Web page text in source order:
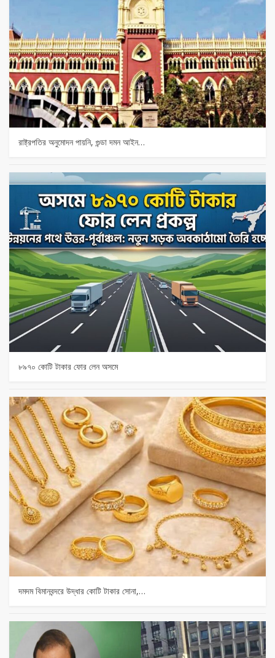
রাষ্ট্রপতির অনুমোদন পায়নি, গুন্ডা দমন আইন…
৮৯৭০ কোটি টাকার ফোর লেন অসমে
দমদম বিমানবন্দরে উদ্ধার কোটি টাকার সোনা,…